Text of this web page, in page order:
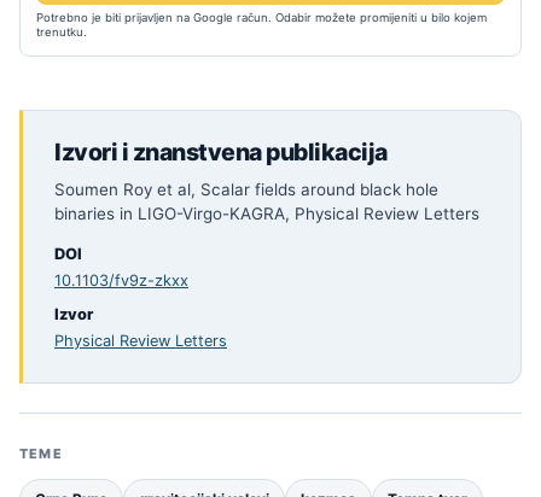
Potrebno je biti prijavljen na Google račun. Odabir možete promijeniti u bilo kojem
trenutku.
Izvori i znanstvena publikacija
Soumen Roy et al, Scalar fields around black hole
binaries in LIGO-Virgo-KAGRA, Physical Review Letters
DOI
10.1103/fv9z-zkxx
Izvor
Physical Review Letters
TEME